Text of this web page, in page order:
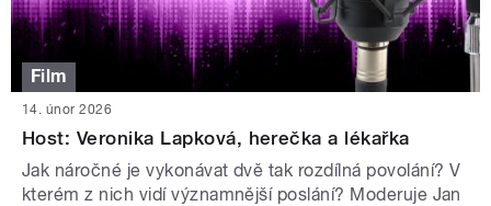
Film
14. únor 2026
Host: Veronika Lapková, herečka a lékařka
Jak náročné je vykonávat dvě tak rozdílná povolání? V
kterém z nich vidí významnější poslání? Moderuje Jan